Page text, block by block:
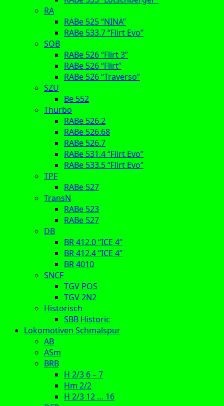
RA
RABe 525 “NINA”
RABe 533.7 “Flirt Evo”
SOB
RABe 526 “Flirt 3”
RABe 526 “Flirt”
RABe 526 “Traverso”
SZU
Be 552
Thurbo
RABe 526.2
RABe 526.68
RABe 526.7
RABe 531.4 “Flirt Evo”
RABe 533.5 “Flirt Evo”
TPF
RABe 527
TransN
RABe 523
RABe 527
DB
BR 412.0 “ICE 4”
BR 412.4 “ICE 4”
BR 4010
SNCF
TGV POS
TGV 2N2
Historisch
SBB Historic
Lokomotiven Schmalspur
AB
ASm
BRB
H 2/3 6 – 7
Hm 2/2
H 2/3 12 … 16